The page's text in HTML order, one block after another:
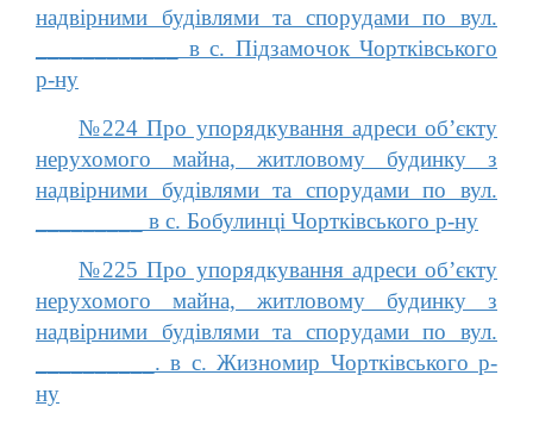
надвірними будівлями та спорудами по вул.
____________ в с. Підзамочок Чортківського
р-ну
№224 Про упорядкування адреси об’єкту
нерухомого майна, житловому будинку з
надвірними будівлями та спорудами по вул.
_________ в с. Бобулинці Чортківського р-ну
№225 Про упорядкування адреси об’єкту
нерухомого майна, житловому будинку з
надвірними будівлями та спорудами по вул.
__________. в с. Жизномир Чортківського р-
ну